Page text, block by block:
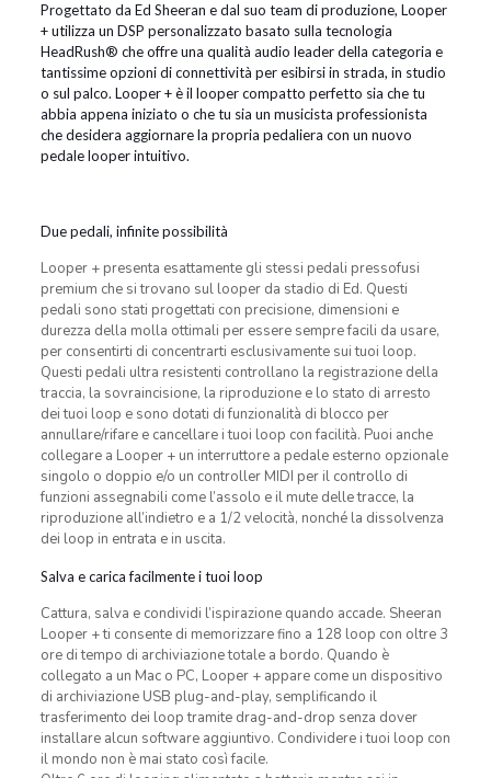
Progettato da Ed Sheeran e dal suo team di produzione, Looper
+ utilizza un DSP personalizzato basato sulla tecnologia
HeadRush® che offre una qualità audio leader della categoria e
tantissime opzioni di connettività per esibirsi in strada, in studio
o sul palco. Looper + è il looper compatto perfetto sia che tu
abbia appena iniziato o che tu sia un musicista professionista
che desidera aggiornare la propria pedaliera con un nuovo
pedale looper intuitivo.
Due pedali, infinite possibilità
Looper + presenta esattamente gli stessi pedali pressofusi
premium che si trovano sul looper da stadio di Ed. Questi
pedali sono stati progettati con precisione, dimensioni e
durezza della molla ottimali per essere sempre facili da usare,
per consentirti di concentrarti esclusivamente sui tuoi loop.
Questi pedali ultra resistenti controllano la registrazione della
traccia, la sovraincisione, la riproduzione e lo stato di arresto
dei tuoi loop e sono dotati di funzionalità di blocco per
annullare/rifare e cancellare i tuoi loop con facilità. Puoi anche
collegare a Looper + un interruttore a pedale esterno opzionale
singolo o doppio e/o un controller MIDI per il controllo di
funzioni assegnabili come l’assolo e il mute delle tracce, la
riproduzione all’indietro e a 1/2 velocità, nonché la dissolvenza
dei loop in entrata e in uscita.
Salva e carica facilmente i tuoi loop
Cattura, salva e condividi l’ispirazione quando accade. Sheeran
Looper + ti consente di memorizzare fino a 128 loop con oltre 3
ore di tempo di archiviazione totale a bordo. Quando è
collegato a un Mac o PC, Looper + appare come un dispositivo
di archiviazione USB plug-and-play, semplificando il
trasferimento dei loop tramite drag-and-drop senza dover
installare alcun software aggiuntivo. Condividere i tuoi loop con
il mondo non è mai stato così facile.